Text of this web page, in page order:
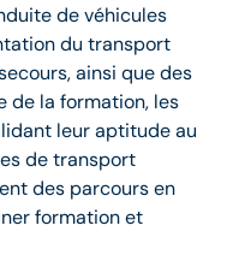
de véhicules
du transport
ainsi que des
de la formation, les
leur aptitude au
de transport
des parcours en
formation et